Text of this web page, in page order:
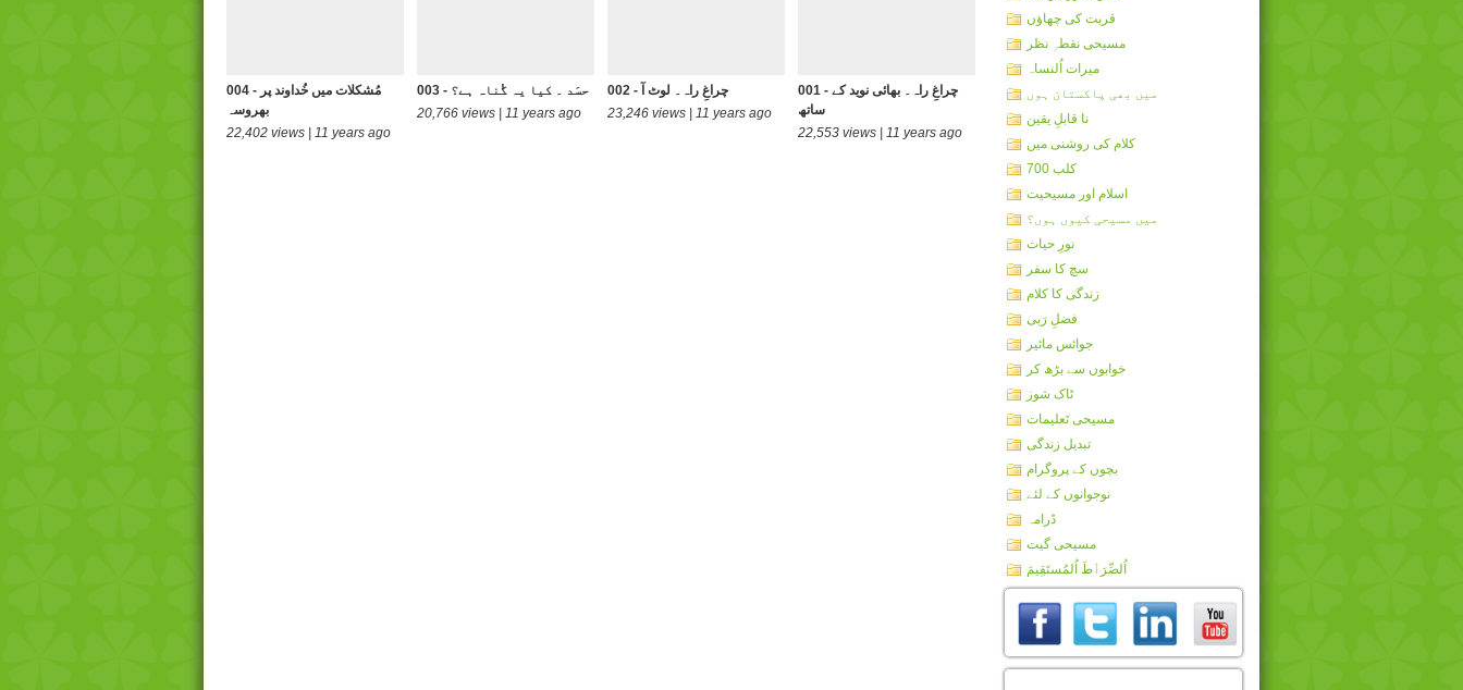
004 - مُشکلات میں خُداوند پر
بھروسہ
22,402 views | 11 years ago
003 - حسَد ۔ کیا یہ گُناہ ہے؟
20,766 views | 11 years ago
002 - چراغِ راہ۔ لوٹ آ
23,246 views | 11 years ago
001 - چراغِ راہ۔ بھائی نوید کے
ساتھ
22,553 views | 11 years ago
قربت کی چھاؤں
مسیحی نقطہِ نظر
میرات اُلنساہ
میں بھی پاکستان ہوں
نا قابلِ یقین
کلام کی روشنی میں
کلب 700
اسلام اور مسیحیت
میں مسیحی کیوں ہوں؟
نورِ حیات
سچ کا سفر
زندگی کا کلام
فضلِ رَبی
جوائس مائیر
خوابوں سے بڑھ کر
ٹاک شوز
مسیحی تَعلیمات
تبدیل زندگی
بچوں کے پروگرام
نوجوانوں کے لئے
ڈرامہ
مسیحی گیت
اُلصِّرَٲطَ اُلمُستَقِيمَ